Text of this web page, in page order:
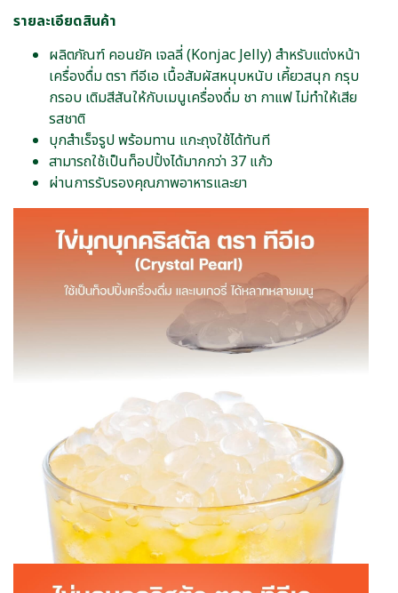
รายละเอียดสินค้า
ผลิตภัณฑ์ คอนยัค เจลลี่ (Konjac Jelly) สำหรับแต่งหน้า
เครื่องดื่ม ตรา ทีอีเอ เนื้อสัมผัสหนุบหนับ เคี้ยวสนุก กรุบ
กรอบ เติมสีสันให้กับเมนูเครื่องดื่ม ชา กาแฟ ไม่ทำให้เสีย
รสชาติ
บุกสำเร็จรูป พร้อมทาน แกะถุงใช้ได้ทันที
สามารถใช้เป็นท็อปปิ้งได้มากกว่า 37 แก้ว
ผ่านการรับรองคุณภาพอาหารและยา